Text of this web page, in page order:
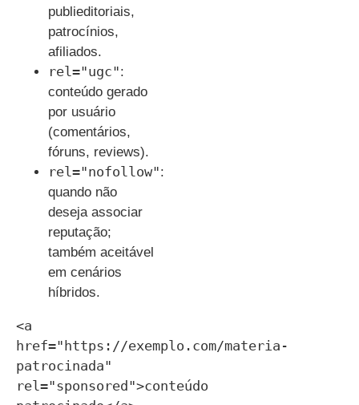
publieditoriais,
patrocínios,
afiliados.
rel="ugc":
conteúdo gerado
por usuário
(comentários,
fóruns, reviews).
rel="nofollow":
quando não
deseja associar
reputação;
também aceitável
em cenários
híbridos.
<a
href="https://exemplo.com/materia-
patrocinada"
rel="sponsored">conteúdo